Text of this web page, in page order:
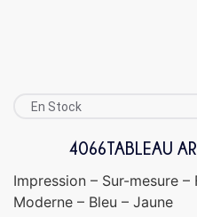
En Stock
4066TABLEAU
Impression – Sur-mesure
Moderne – Bleu – Jaune